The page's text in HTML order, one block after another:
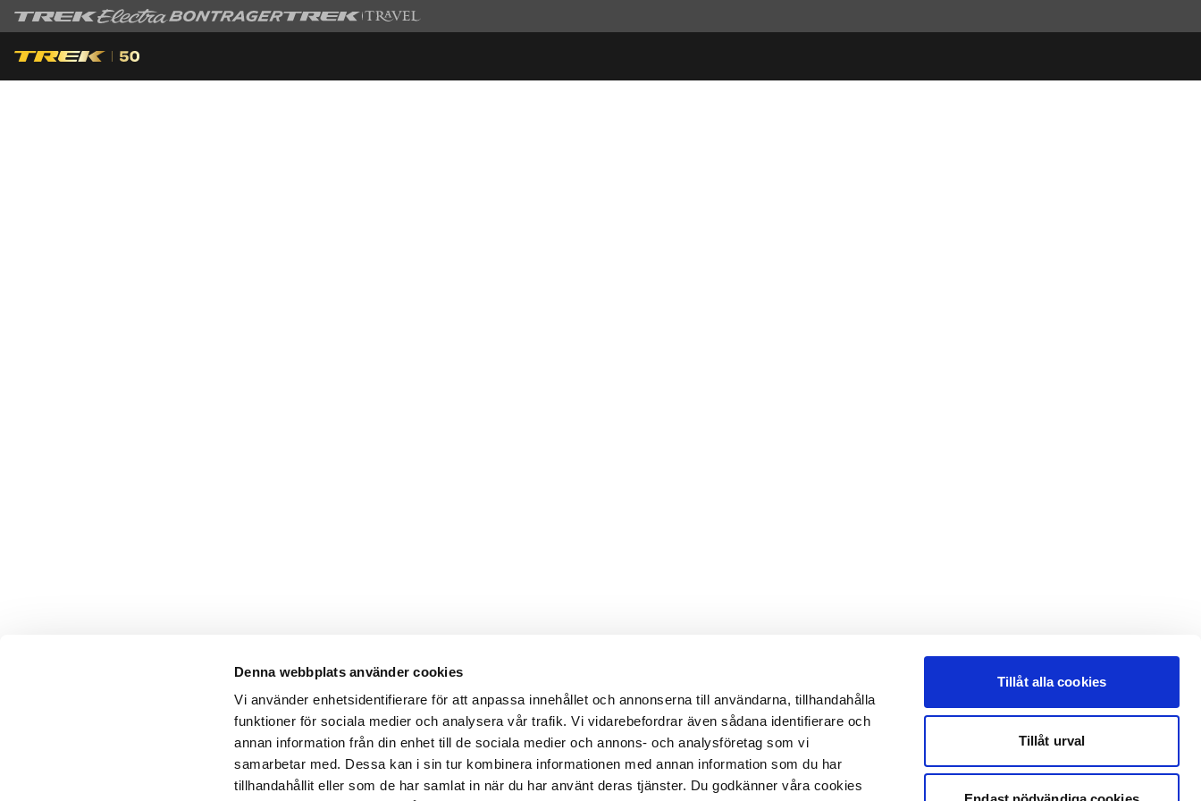
Denna webbplats använder cookies
Vi använder enhetsidentifierare för att anpassa innehållet och annonserna till användarna, tillhandahålla
funktioner för sociala medier och analysera vår trafik. Vi vidarebefordrar även sådana identifierare och
annan information från din enhet till de sociala medier och annons- och analysföretag som vi
samarbetar med. Dessa kan i sin tur kombinera informationen med annan information som du har
tillhandahållit eller som de har samlat in när du har använt deras tjänster. Du godkänner våra cookies
Tillåt alla cookies
Tillåt urval